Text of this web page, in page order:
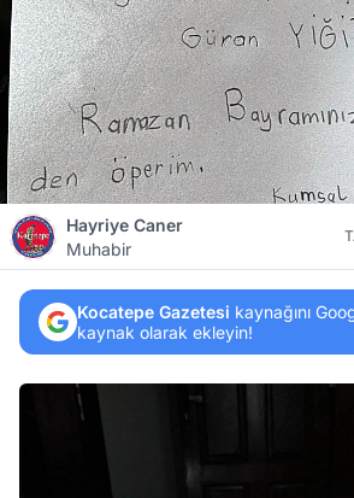
Hayriye Caner
Muhabir
Kocatepe Gazetesi kaynağını
kaynak olarak ekleyin!